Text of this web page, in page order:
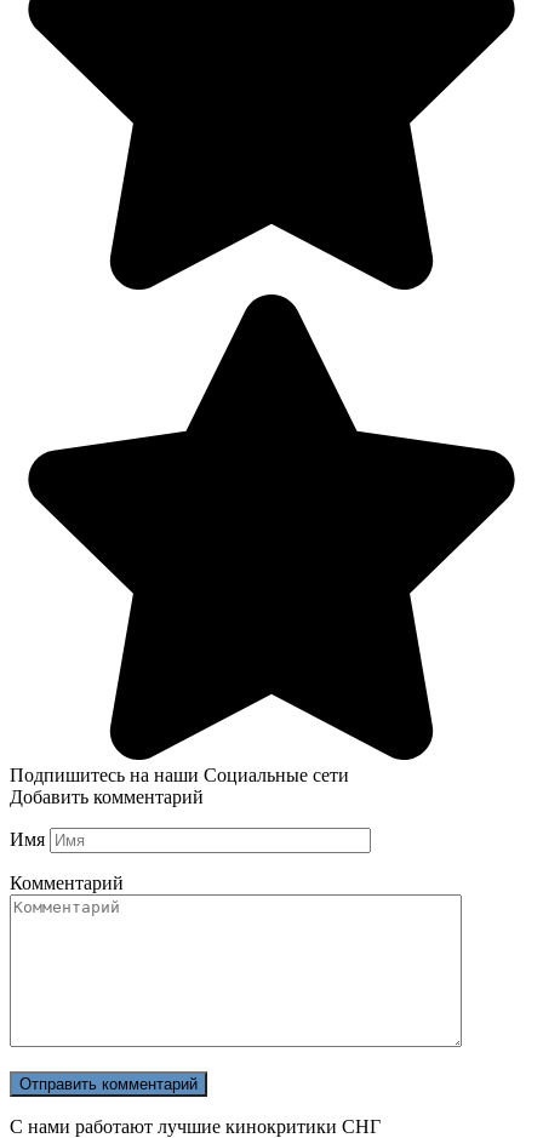
Подпишитесь на наши Социальные сети
Добавить комментарий
Имя
Комментарий
С нами работают лучшие кинокритики СНГ